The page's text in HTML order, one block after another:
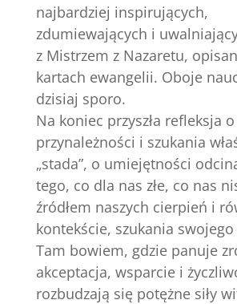
najbardziej inspirujących,
zdumiewających i
z Mistrzem z Nazaretu,
kartach ewangelii. Oboje
dzisiaj sporo.
Na koniec przyszła refleksja
przynależności i szukania
„stada”, o umiejętności
tego, co dla nas złe, co nas
źródłem naszych cierpień i
kontekście, szukania
Tam bowiem, gdzie panuje
akceptacja, wsparcie i
rozbudzają się potężne siły